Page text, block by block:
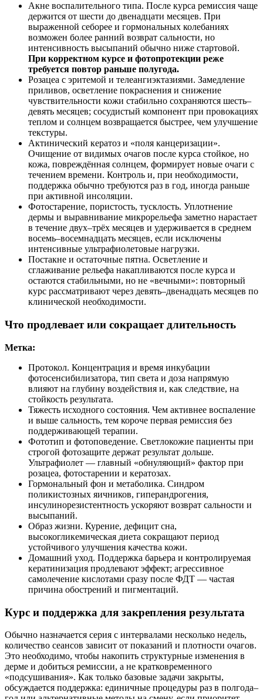
Акне воспалительного типа. После курса ремиссия чаще
держится от шести до двенадцати месяцев. При
выраженной себорее и гормональных колебаниях
возможен более ранний возврат сальности, но
интенсивность высыпаний обычно ниже стартовой.
При корректном курсе и фотопротекции реже
требуется повтор раньше полугода.
Розацеа с эритемой и телеангиэктазиями. Замедление
приливов, осветление покраснения и снижение
чувствительности кожи стабильно сохраняются шесть–
девять месяцев; сосудистый компонент при провокациях
теплом и солнцем возвращается быстрее, чем улучшение
текстуры.
Актинический кератоз и «поля канцеризации».
Очищение от видимых очагов после курса стойкое, но
кожа, повреждённая солнцем, формирует новые очаги с
течением времени. Контроль и, при необходимости,
поддержка обычно требуются раз в год, иногда раньше
при активной инсоляции.
Фотостарение, пористость, тусклость. Уплотнение
дермы и выравнивание микрорельефа заметно нарастает
в течение двух–трёх месяцев и удерживается в среднем
восемь–восемнадцать месяцев, если исключены
интенсивные ультрафиолетовые нагрузки.
Постакне и остаточные пятна. Осветление и
сглаживание рельефа накапливаются после курса и
остаются стабильными, но не «вечными»: повторный
курс рассматривают через девять–двенадцать месяцев по
клинической необходимости.
Что продлевает или сокращает длительность
Метка:
Протокол. Концентрация и время инкубации
фотосенсибилизатора, тип света и доза напрямую
влияют на глубину воздействия и, как следствие, на
стойкость результата.
Тяжесть исходного состояния. Чем активнее воспаление
и выше сальность, тем короче первая ремиссия без
поддерживающей терапии.
Фототип и фотоповедение. Светлокожие пациенты при
строгой фотозащите держат результат дольше.
Ультрафиолет — главный «обнуляющий» фактор при
розацеа, фотостарении и кератозах.
Гормональный фон и метаболика. Синдром
поликистозных яичников, гиперандрогения,
инсулинорезистентность ускоряют возврат сальности и
высыпаний.
Образ жизни. Курение, дефицит сна,
высокогликемическая диета сокращают период
устойчивого улучшения качества кожи.
Домашний уход. Поддержка барьера и контролируемая
кератинизация продлевают эффект; агрессивное
самолечение кислотами сразу после ФДТ — частая
причина обострений и пигментаций.
Курс и поддержка для закрепления результата
Обычно назначается серия с интервалами несколько недель,
количество сеансов зависит от показаний и плотности очагов.
Это необходимо, чтобы накопить структурные изменения в
дерме и добиться ремиссии, а не кратковременного
«подсушивания». Как только базовые задачи закрыты,
обсуждается поддержка: единичные процедуры раз в полгода–